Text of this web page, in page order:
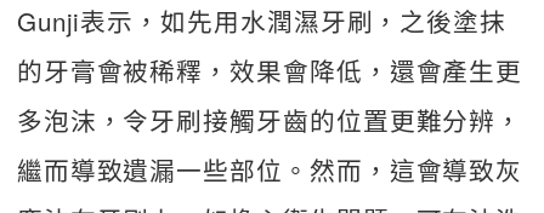
Gunji表示，如先用水潤濕牙刷，之後塗抹
的牙膏會被稀釋，效果會降低，還會產生更
多泡沫，令牙刷接觸牙齒的位置更難分辨，
繼而導致遺漏一些部位。然而，這會導致灰